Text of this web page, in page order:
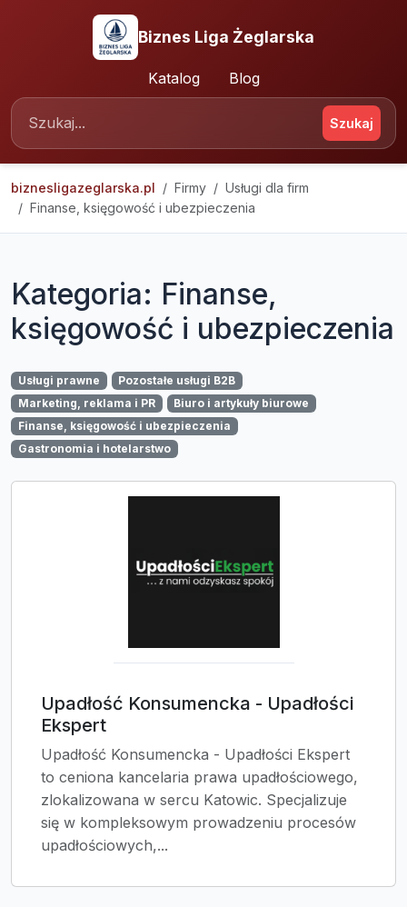
Biznes Liga Żeglarska
Katalog Blog
Szukaj
biznesligazeglarska.pl Firmy
Usługi dla firm
Finanse, księgowość i ubezpieczenia
Kategoria: Finanse,
księgowość i ubezpieczenia
Usługi prawne
Pozostałe usługi B2B
Marketing, reklama i PR
Biuro i artykuły biurowe
Finanse, księgowość i ubezpieczenia
Gastronomia i hotelarstwo
Upadłość Konsumencka - Upadłości
Ekspert
Upadłość Konsumencka - Upadłości Ekspert
to ceniona kancelaria prawa upadłościowego,
zlokalizowana w sercu Katowic. Specjalizuje
się w kompleksowym prowadzeniu procesów
upadłościowych,...